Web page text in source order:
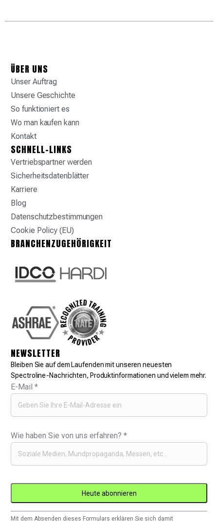
ÜBER UNS
Unser Auftrag
Unsere Geschichte
So funktioniert es
Wo man kaufen kann
Kontakt
SCHNELL-LINKS
Vertriebspartner werden
Sicherheitsdatenblätter
Karriere
Blog
Datenschutzbestimmungen
Cookie Policy (EU)
BRANCHENZUGEHÖRIGKEIT
NEWSLETTER
Bleiben Sie auf dem Laufenden mit unseren neuesten
Spectroline-Nachrichten, Produktinformationen und vielem mehr.
E-Mail*
Wie haben Sie von uns erfahren?*
Constant
Mit dem Absenden dieses Formulars erklären Sie sich damit